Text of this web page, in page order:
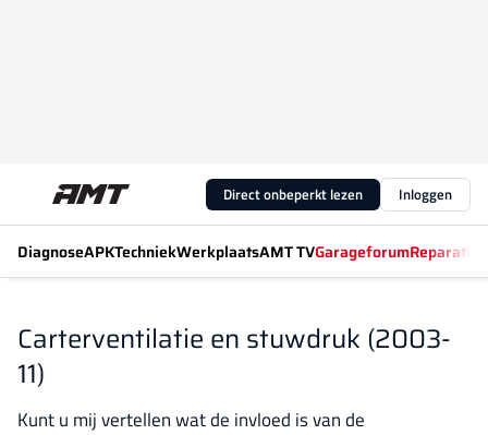
Direct onbeperkt lezen Inloggen
DiagnoseAPKTechniekWerkplaatsAMT TVGarageforum
Carterventilatie en stuwdruk (2003-
11)
Kunt u mij vertellen wat de invloed is van de